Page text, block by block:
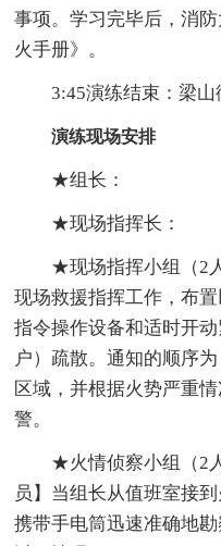
事项。学习完毕后，消
火手册》。
3:45演练结束：梁山
演练现场安排
★组长：
★现场指挥长：
★现场指挥小组（2人
现场救援指挥工作，布
指令操作设备和适时开
户）疏散。通知的顺序
区域，并根据火势严重
警。
★火情侦察小组（2人
员】当组长从值班室接
携带手电筒迅速准确地